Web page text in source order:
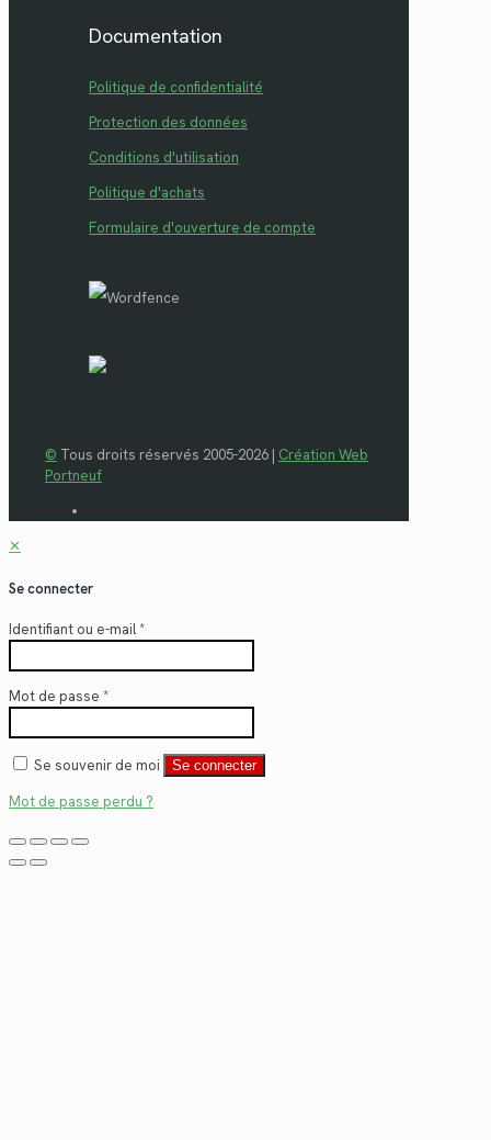
Documentation
Politique de confidentialité
Protection des données
Conditions d'utilisation
Politique d'achats
Formulaire d'ouverture de compte
© Tous droits réservés 2005-2026 | Création Web
Portneuf
✕
Se connecter
Identifiant ou e-mail*
Mot de passe *
Se souvenir de moi Se connecter
Mot de passe perdu ?